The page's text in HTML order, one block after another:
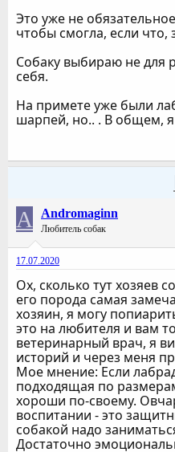
Это уже не
чтобы смогла, если что,
Собаку выбираю не для
себя.
На примете уже были
шарпей, но.. . В общем, я
A Andromaginn
Любитель собак
17.07.2020
Ох, сколько тут хозяев
его порода самая
хозяин, я могу
это на любителя и вам
ветеринарный врач, я
историй и через меня
Мое мнение: Если
подходящая по
хороши по-своему.
воспитании - это
собакой надо
Достаточно